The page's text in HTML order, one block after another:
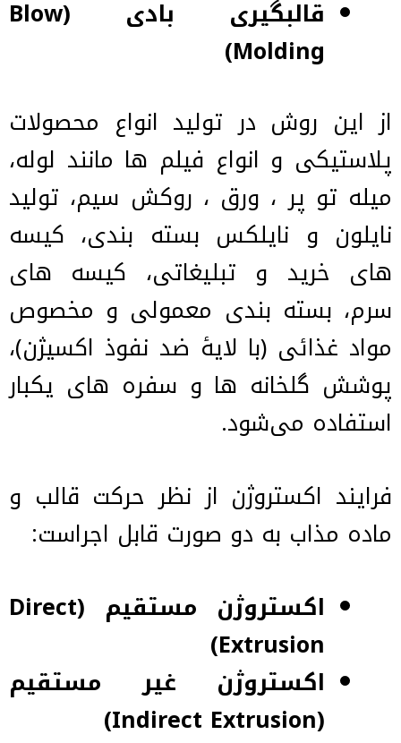
قالبگیری بادی (Blow
Molding)
از این روش در تولید انواع محصولات
پلاستیکی و انواع فیلم ها مانند لوله،
میله تو پر ، ورق ، روکش سیم، تولید
نایلون و نایلکس بسته بندی، کیسه
های خرید و تبلیغاتی، کیسه های
سرم، بسته بندی معمولی و مخصوص
مواد غذائی (با لایۀ ضد نفوذ اکسیژن)،
پوشش گلخانه ها و سفره های یکبار
استفاده می‌شود.
فرایند اکستروژن از نظر حرکت قالب و
ماده مذاب به دو صورت قابل اجراست:
اکستروژن مستقیم (Direct
Extrusion)
اکستروژن غیر مستقیم
(Indirect Extrusion)